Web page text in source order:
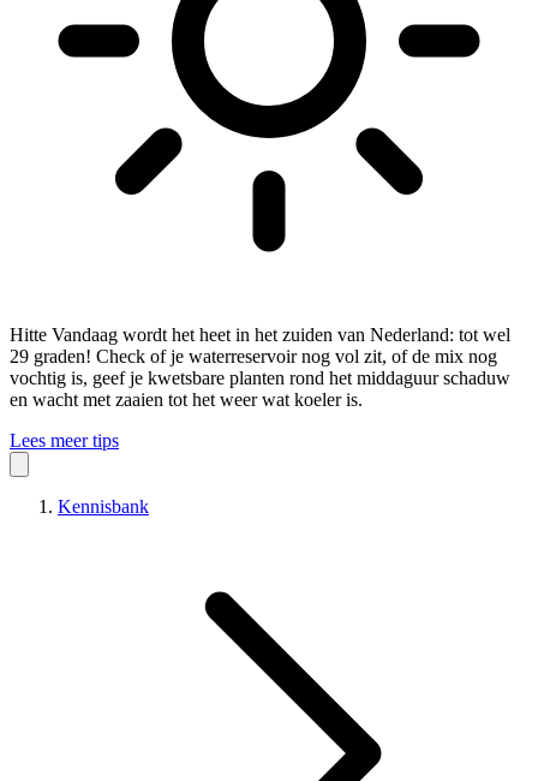
Hitte Vandaag wordt het heet in het zuiden van Nederland: tot wel
29 graden! Check of je waterreservoir nog vol zit, of de mix nog
vochtig is, geef je kwetsbare planten rond het middaguur schaduw
en wacht met zaaien tot het weer wat koeler is.
Lees meer tips
Kennisbank